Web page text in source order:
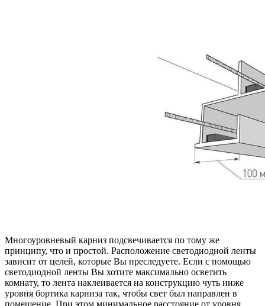
Многоуровневый карниз подсвечивается по тому же
принципу, что и простой. Расположение светодиодной ленты
зависит от целей, которые Вы преследуете. Если с помощью
светодиодной ленты Вы хотите максимально осветить
комнату, то лента наклеивается на конструкцию чуть ниже
уровня бортика карниза так, чтобы свет был направлен в
помещение. При этом минимальное расстояние от уровня